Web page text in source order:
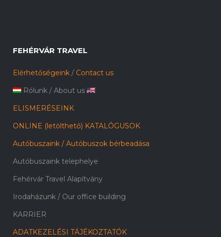
FEHÉRVÁR TRAVEL
Elérhetőségeink / Contact us
Rólunk /About us
ELISMERÉSEINK
ONLINE (letölthető) KATALÓGUSOK
Autóbuszaink / Autóbuszok bérbeadása
Autóbuszaink telephelye
Fehérvár Travel Alapítvány
Irodaházunk / Our office building
KARRIER
ADATKEZELÉSI TÁJÉKOZTATÓK